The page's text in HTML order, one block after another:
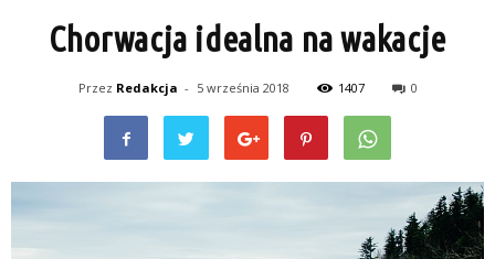
Chorwacja idealna na wakacje
Przez Redakcja - 5 września 2018 1407 0